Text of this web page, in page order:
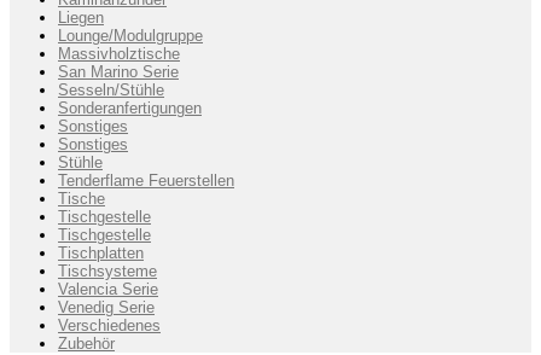
Liegen
Lounge/Modulgruppe
Massivholztische
San Marino Serie
Sesseln/Stühle
Sonderanfertigungen
Sonstiges
Sonstiges
Stühle
Tenderflame Feuerstellen
Tische
Tischgestelle
Tischgestelle
Tischplatten
Tischsysteme
Valencia Serie
Venedig Serie
Verschiedenes
Zubehör